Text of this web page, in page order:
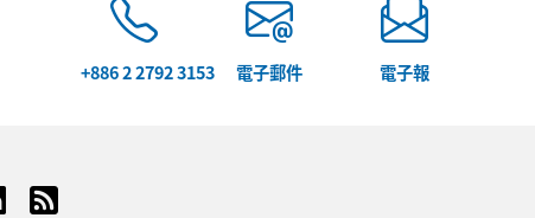
+886 2 2792 3153 電子郵件 電子報